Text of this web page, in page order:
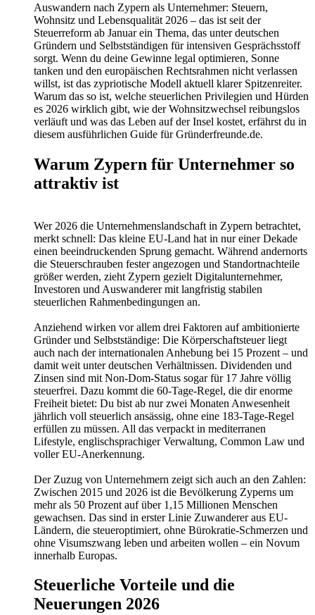
Auswandern nach Zypern als Unternehmer: Steuern,
Wohnsitz und Lebensqualität 2026 – das ist seit der
Steuerreform ab Januar ein Thema, das unter deutschen
Gründern und Selbstständigen für intensiven Gesprächsstoff
sorgt. Wenn du deine Gewinne legal optimieren, Sonne
tanken und den europäischen Rechtsrahmen nicht verlassen
willst, ist das zypriotische Modell aktuell klarer Spitzenreiter.
Warum das so ist, welche steuerlichen Privilegien und Hürden
es 2026 wirklich gibt, wie der Wohnsitzwechsel reibungslos
verläuft und was das Leben auf der Insel kostet, erfährst du in
diesem ausführlichen Guide für Gründerfreunde.de.
Warum Zypern für Unternehmer so
attraktiv ist
Wer 2026 die Unternehmenslandschaft in Zypern betrachtet,
merkt schnell: Das kleine EU-Land hat in nur einer Dekade
einen beeindruckenden Sprung gemacht. Während andernorts
die Steuerschrauben fester angezogen und Standortnachteile
größer werden, zieht Zypern gezielt Digitalunternehmer,
Investoren und Auswanderer mit langfristig stabilen
steuerlichen Rahmenbedingungen an.
Anziehend wirken vor allem drei Faktoren auf ambitionierte
Gründer und Selbstständige: Die Körperschaftsteuer liegt
auch nach der internationalen Anhebung bei 15 Prozent – und
damit weit unter deutschen Verhältnissen. Dividenden und
Zinsen sind mit Non-Dom-Status sogar für 17 Jahre völlig
steuerfrei. Dazu kommt die 60-Tage-Regel, die dir enorme
Freiheit bietet: Du bist ab nur zwei Monaten Anwesenheit
jährlich voll steuerlich ansässig, ohne eine 183-Tage-Regel
erfüllen zu müssen. All das verpackt in mediterranen
Lifestyle, englischsprachiger Verwaltung, Common Law und
voller EU-Anerkennung.
Der Zuzug von Unternehmern zeigt sich auch an den Zahlen:
Zwischen 2015 und 2026 ist die Bevölkerung Zyperns um
mehr als 50 Prozent auf über 1,15 Millionen Menschen
gewachsen. Das sind in erster Linie Zuwanderer aus EU-
Ländern, die steueroptimiert, ohne Bürokratie-Schmerzen und
ohne Visumszwang leben und arbeiten wollen – ein Novum
innerhalb Europas.
Steuerliche Vorteile und die
Neuerungen 2026